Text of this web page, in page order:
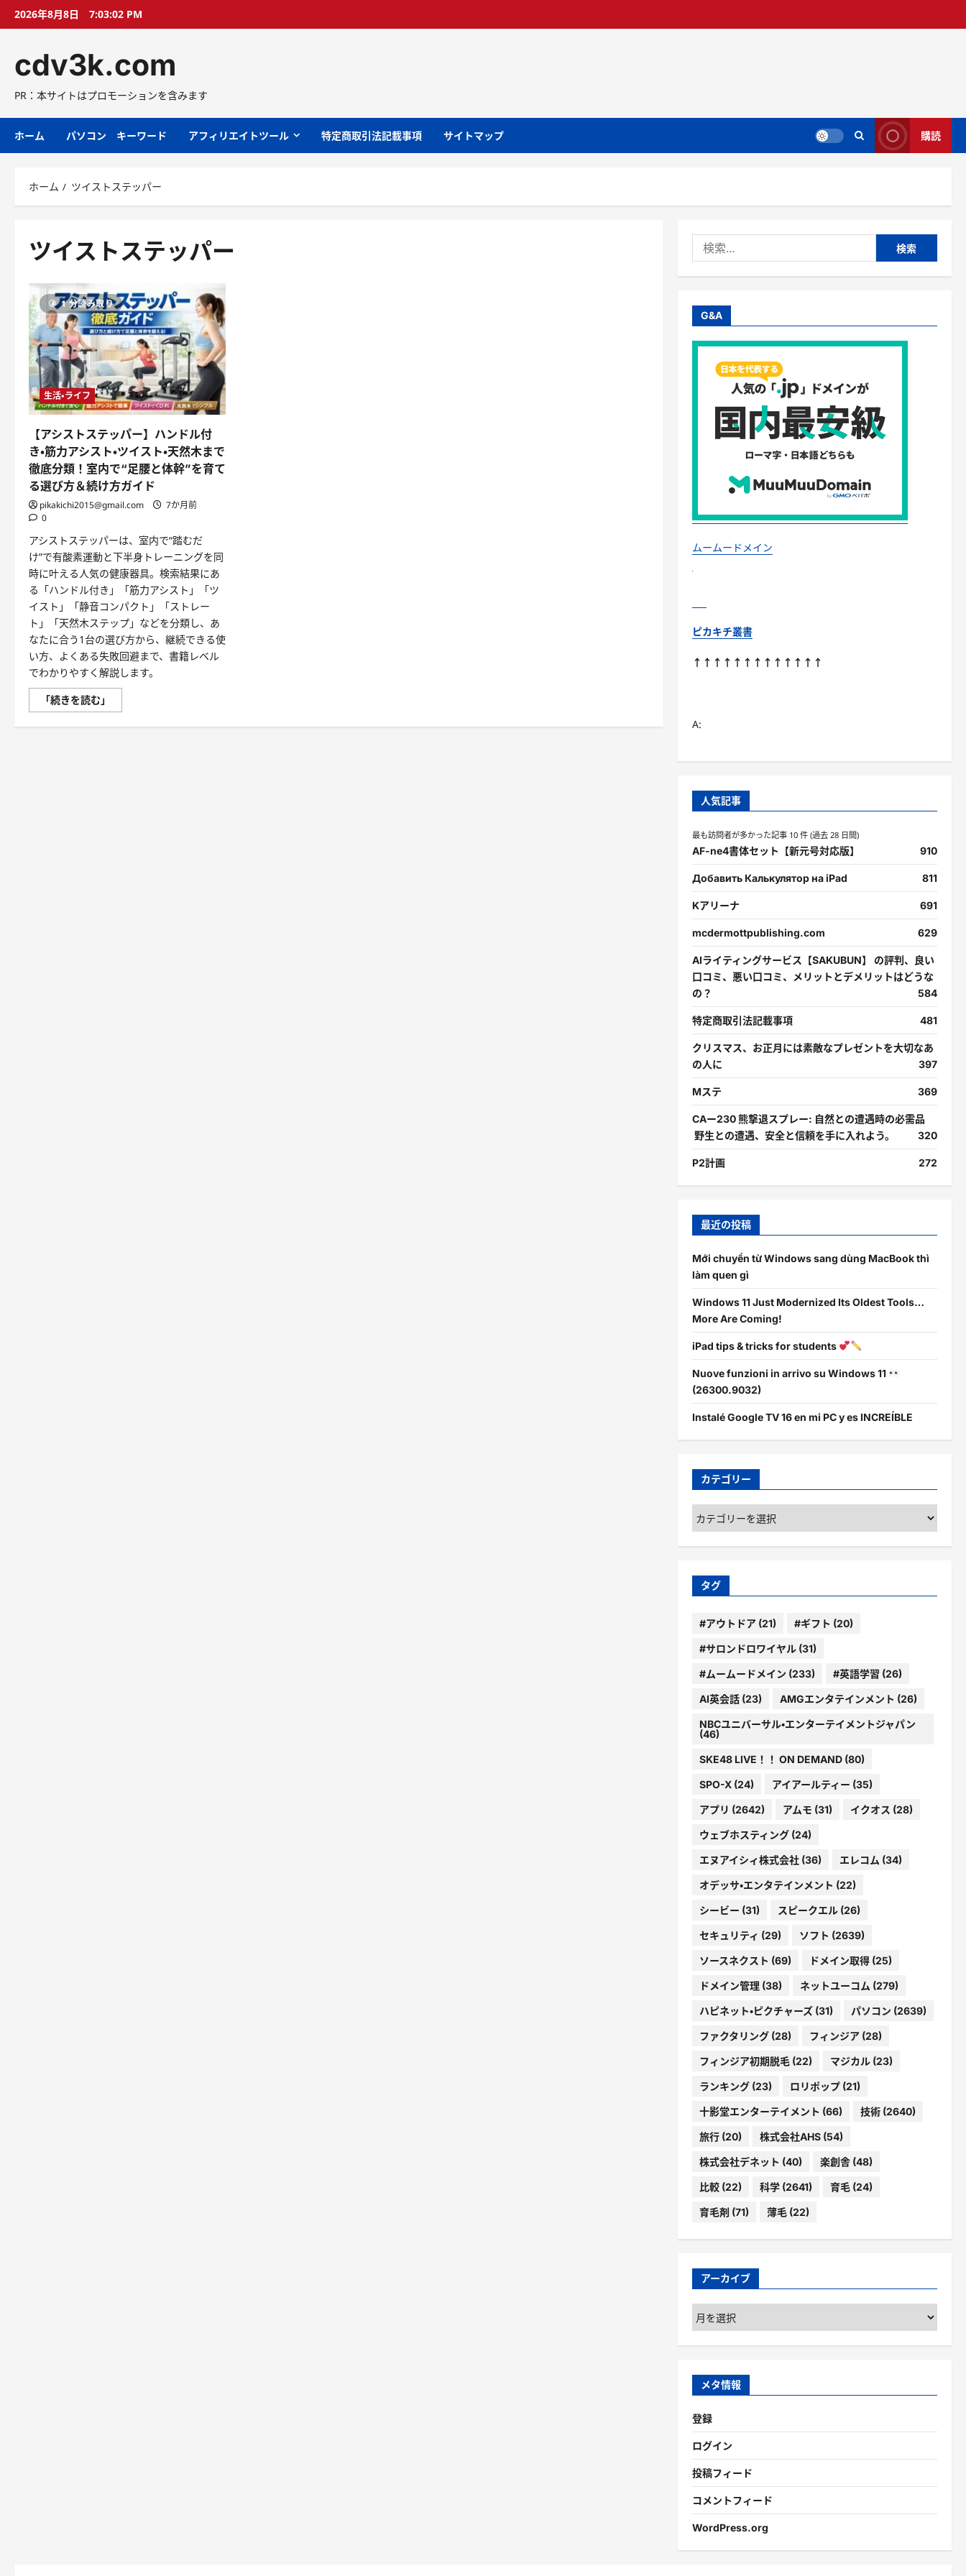
プ
2026年8月8日 7:03:02 PM
cdv3k.com
PR：本サイトはプロモーションを含みます
ホーム パソコン キーワード アフィリエイトツール 特定商取引法記載事項 サイトマップ 購読
ホーム ツイストステッパー
ツイストステッパー
1 分読み取り
生活・ライフ
【アシストステッパー】ハンドル付
き・筋力アシスト・ツイスト・天然木まで
徹底分類！室内で“足腰と体幹”を育て
る選び方＆続け方ガイド
pikakichi2015@gmail.com
7か月前
0
アシストステッパーは、室内で“踏むだ
け”で有酸素運動と下半身トレーニングを同
時に叶える人気の健康器具。検索結果にあ
る「ハンドル付き」「筋力アシスト」「ツ
イスト」「静音コンパクト」「ストレー
ト」「天然木ステップ」などを分類し、あ
なたに合う1台の選び方から、継続できる使
い方、よくある失敗回避まで、書籍レベル
でわかりやすく解説します。
「続きを読む」
シ
ト
索:
G&A
ムームードメイン
ピカキチ叢書
↑↑↑↑↑↑↑↑↑↑↑↑↑
A:
人気記事
最も訪問者が多かった記事 10 件 (過去 28 日間)
AF-ne4書体セット【新元号対応版】 910
Добавить Калькулятор на iPad 811
Kアリーナ 691
mcdermottpublishing.com 629
AIライティングサービス【SAKUBUN】 の評判、良い
口コミ、悪い口コミ、メリットとデメリットはどうな
の？
584
特定商取引法記載事項 481
クリスマス、お正月には素敵なプレゼントを大切なあ
の人に
397
Mステ 369
CAー230 熊撃退スプレー: 自然との遭遇時の必需品
野生との遭遇、安全と信頼を手に入れよう。
320
P2計画 272
最近の投稿
Mới chuyển từ Windows sang dùng MacBook thì
làm quen gì
Windows 11 Just Modernized Its Oldest Tools…
More Are Coming!
iPad tips & tricks for students
Nuove funzioni in arrivo su Windows 11
(26300.9032)
Instalé Google TV 16 en mi PC y es INCREÍBLE
カテゴリー
カ
テ
ゴ
ー
タグ
#アウトドア(21) #ギフト (20)
#サロンドロワイヤル(31)
#ムームードメイン (233) #英語学習 (26)
AI英会話(23) AMGエンタテインメント (26)
NBCユニバーサル・エンターテイメントジャパン
(46)
SKE48 LIVE！！ ON DEMAND(80)
SPO-X(24) アイアールティー (35)
アプリ (2642) アムモ (31) イクオス (28)
ウェブホスティング(24)
エヌアイシィ株式会社(36) エレコム (34)
オデッサ・エンタテインメント (22)
シービー (31) スピークエル(26)
セキュリティ (29) ソフト (2639)
ソースネクスト (69) ドメイン取得(25)
ドメイン管理(38) ネットユーコム (279)
ハピネット・ピクチャーズ(31) パソコン (2639)
ファクタリング(28) フィンジア(28)
フィンジア初期脱毛(22) マジカル(23)
ランキング(23) ロリポップ(21)
十影堂エンターテイメント (66) 技術(2640)
旅行(20) 株式会社AHS(54)
株式会社デネット (40) 楽創舎(48)
比較(22) 科学(2641) 育毛(24)
育毛剤 (71) 薄毛(22)
アーカイブ
ア
ー
カ
ブ
メタ情報
登録
ログイン
投稿フィード
コメントフィード
WordPress.org